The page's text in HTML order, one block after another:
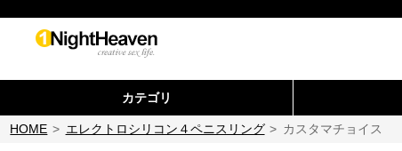
カテゴリ
HOME > エレクトロシリコン４ペニスリング > カスタマチョイス